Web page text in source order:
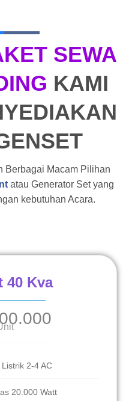
SEWA
KAMI
Berbagai Macam Pilihan
atau Generator Set yang
kebutuhan Acara.
40 Kva
2-4 AC
20.000 Watt